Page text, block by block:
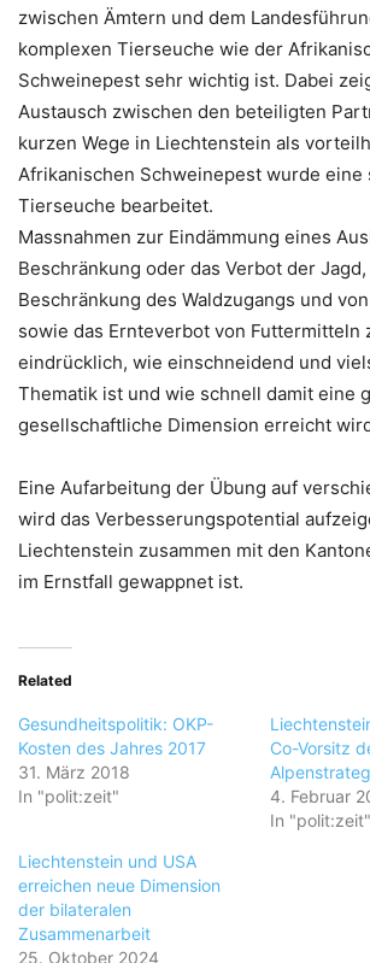
zwischen Ämtern und dem
komplexen Tierseuche wie der
Schweinepest sehr wichtig ist. Dabei
Austausch zwischen den beteiligten
kurzen Wege in Liechtenstein als
Afrikanischen Schweinepest wurde eine
Tierseuche bearbeitet.
Massnahmen zur Eindämmung eines
Beschränkung oder das Verbot der
Beschränkung des Waldzugangs und
sowie das Ernteverbot von Futtermitteln
eindrücklich, wie einschneidend und
Thematik ist und wie schnell damit eine
gesellschaftliche Dimension erreicht
Eine Aufarbeitung der Übung auf
wird das Verbesserungspotential
Liechtenstein zusammen mit den
im Ernstfall gewappnet ist.
Related
Gesundheitspolitik: OKP-
Kosten des Jahres 2017
31. März 2018
In "polit:zeit"
Co-Vorsitz
4. Februar
In "polit:zeit"
Liechtenstein und USA
erreichen neue Dimension
der bilateralen
Zusammenarbeit
25. Oktober 2024